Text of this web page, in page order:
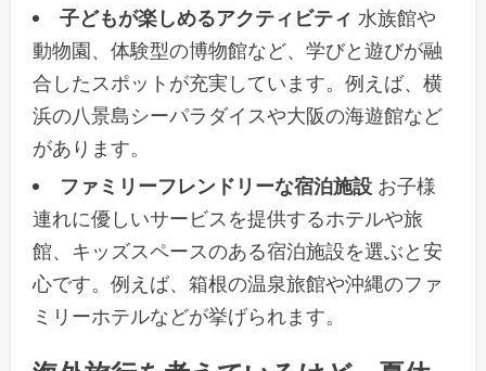
子どもが楽しめるアクティビティ 水族館や
動物園、体験型の博物館など、学びと遊びが融
合したスポットが充実しています。例えば、横
浜の八景島シーパラダイスや大阪の海遊館など
があります。
ファミリーフレンドリーな宿泊施設 お子様
連れに優しいサービスを提供するホテルや旅
館、キッズスペースのある宿泊施設を選ぶと安
心です。例えば、箱根の温泉旅館や沖縄のファ
ミリーホテルなどが挙げられます。